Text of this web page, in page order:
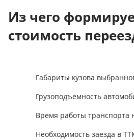
Из чего
стоимость
Габариты кузова
Грузоподъемность
Время работы транспорта
Необходимость заезда в